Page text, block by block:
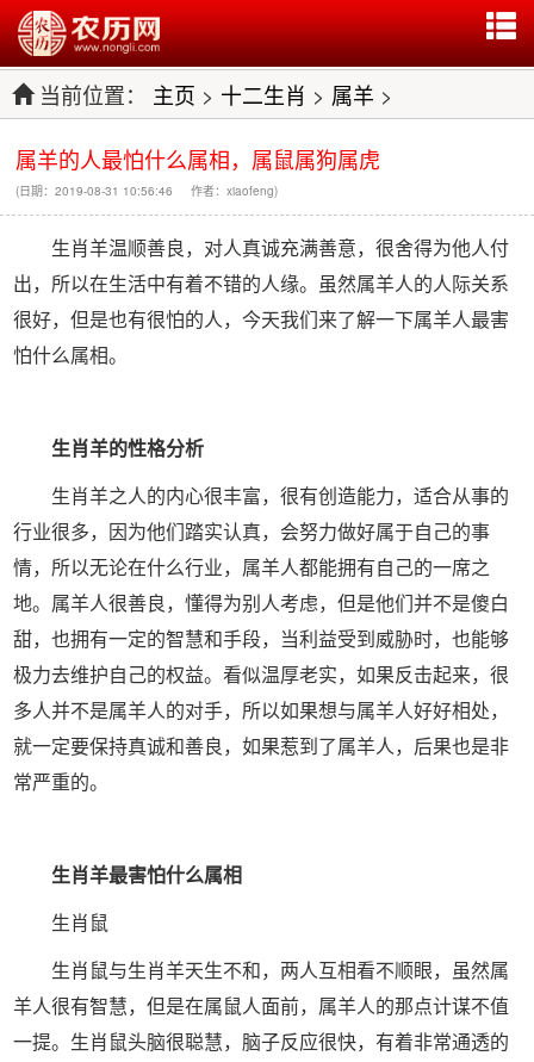
当前位置： 主页 > 十二生肖 > 属羊 >
属羊的人最怕什么属相，属鼠属狗属虎
(日期：2019-08-31 10:56:46 作者：xiaofeng)
生肖羊温顺善良，对人真诚充满善意，很舍得为他人付
出，所以在生活中有着不错的人缘。虽然属羊人的人际关系
很好，但是也有很怕的人，今天我们来了解一下属羊人最害
怕什么属相。
生肖羊的性格分析
生肖羊之人的内心很丰富，很有创造能力，适合从事的
行业很多，因为他们踏实认真，会努力做好属于自己的事
情，所以无论在什么行业，属羊人都能拥有自己的一席之
地。属羊人很善良，懂得为别人考虑，但是他们并不是傻白
甜，也拥有一定的智慧和手段，当利益受到威胁时，也能够
极力去维护自己的权益。看似温厚老实，如果反击起来，很
多人并不是属羊人的对手，所以如果想与属羊人好好相处，
就一定要保持真诚和善良，如果惹到了属羊人，后果也是非
常严重的。
生肖羊最害怕什么属相
生肖鼠
生肖鼠与生肖羊天生不和，两人互相看不顺眼，虽然属
羊人很有智慧，但是在属鼠人面前，属羊人的那点计谋不值
一提。生肖鼠头脑很聪慧，脑子反应很快，有着非常通透的